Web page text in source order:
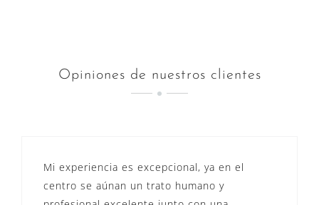
Opiniones de nuestros clientes
Mi experiencia es excepcional, ya en el
centro se aúnan un trato humano y